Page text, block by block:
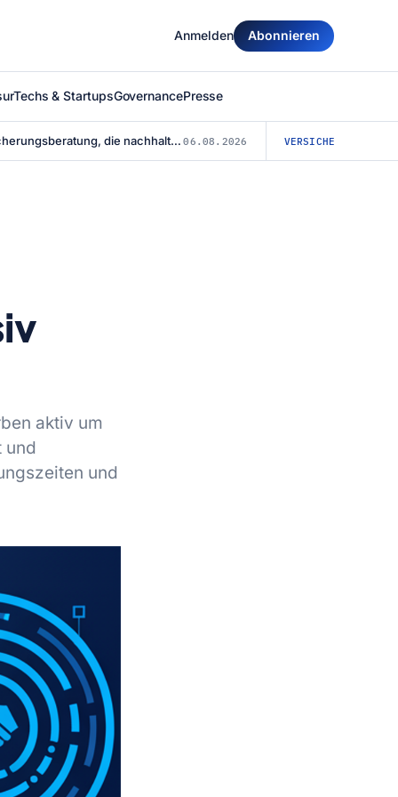
& StartupsGovernancePresse
Anmelden Abonnieren
Finanz- und Versicherungsberatung, die nachhaltig überzeugt: Warum die Agentu... 06.08.2026 VERSICHERUNG
aktiv um
und
und